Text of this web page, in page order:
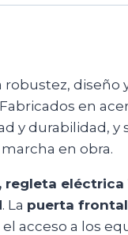
diseño
en
y durabilidad, y
en obra.
regleta eléctrica
. La puerta
acceso a los